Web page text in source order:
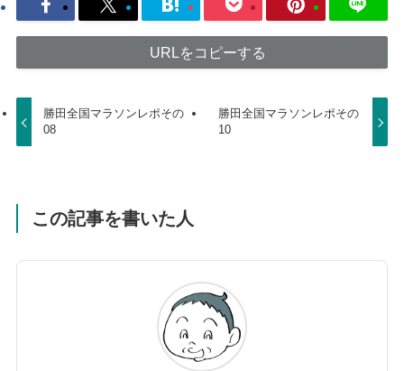
URLをコピーする
勝田全国マラソンレポその
08
勝田全国マラソンレポその
10
この記事を書いた人